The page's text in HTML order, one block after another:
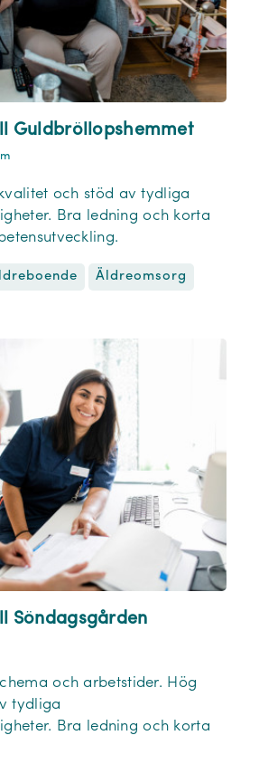
Guldbröllopshemmet
och stöd av tydliga
Bra ledning och korta
Äldreomsorg
Söndagsgården
och arbetstider. Hög
tydliga
Bra ledning och korta